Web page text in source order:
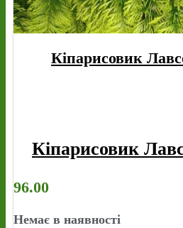
Кіпарисовик
Кіпарисовик
96.00
Немає в наявності